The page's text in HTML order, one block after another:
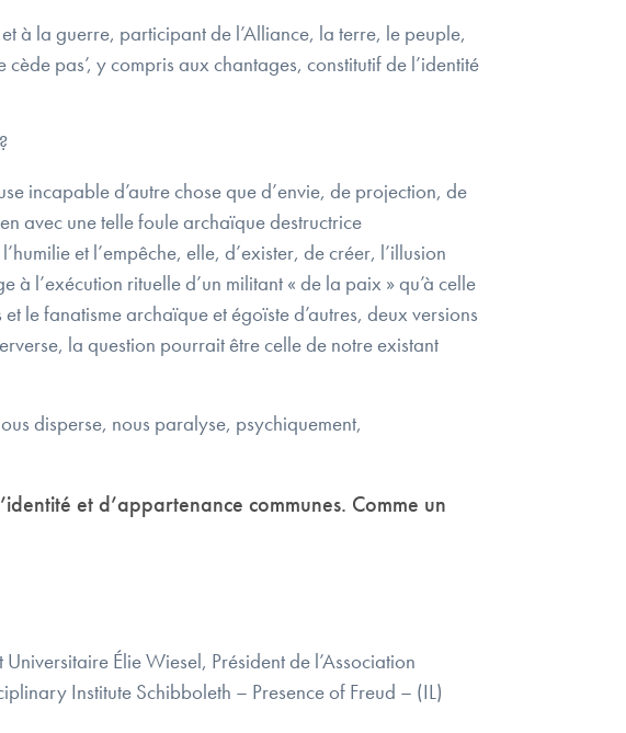
à la guerre, participant de l’Alliance, la terre, le peuple,
pas’, y compris aux chantages, constitutif de l’identité
incapable d’autre chose que d’envie, de projection, de
avec une telle foule archaïque destructrice
et l’empêche, elle, d’exister, de créer, l’illusion
l’exécution rituelle d’un militant « de la paix » qu’à celle
le fanatisme archaïque et égoïste d’autres, deux versions
la question pourrait être celle de notre existant
disperse, nous paralyse, psychiquement,
et d’appartenance communes. Comme un
Élie Wiesel, Président de l’Association
Institute Schibboleth – Presence of Freud – (IL)